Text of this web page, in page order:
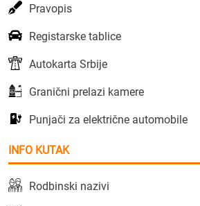
Pravopis
Registarske tablice
Autokarta Srbije
Granični prelazi kamere
Punjači za električne automobile
INFO KUTAK
Rodbinski nazivi